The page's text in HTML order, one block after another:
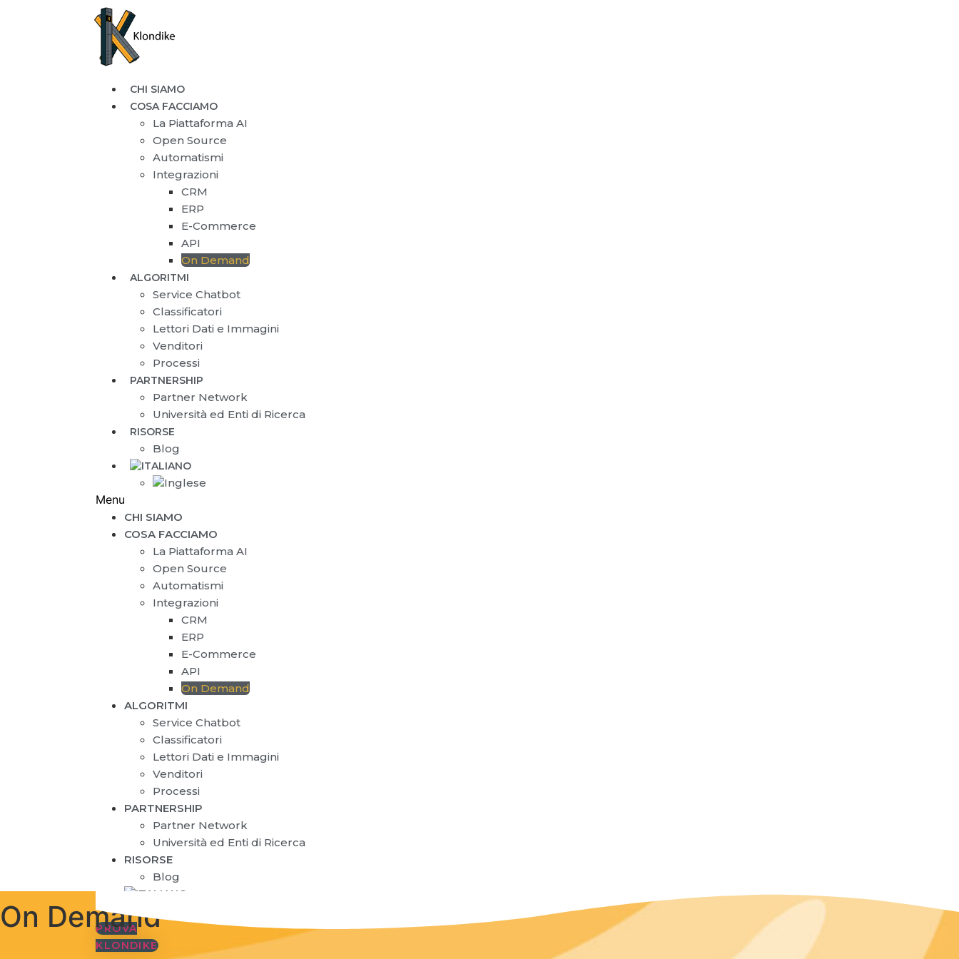
CHI SIAMO
COSA FACCIAMO
La Piattaforma AI
Open Source
Automatismi
Integrazioni
CRM
ERP
E-Commerce
API
On Demand
ALGORITMI
Service Chatbot
Classificatori
Lettori Dati e Immagini
Venditori
Processi
PARTNERSHIP
Partner Network
Università ed Enti di Ricerca
RISORSE
Blog
Menu
CHI SIAMO
COSA FACCIAMO
La Piattaforma AI
Open Source
Automatismi
Integrazioni
CRM
ERP
E-Commerce
API
On Demand
ALGORITMI
Service Chatbot
Classificatori
Lettori Dati e Immagini
Venditori
Processi
PARTNERSHIP
Partner Network
Università ed Enti di Ricerca
RISORSE
Blog
PROVA
KLONDIKE
On Demand